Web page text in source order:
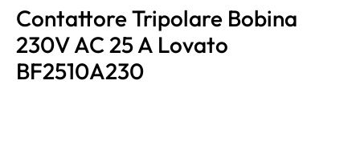
Contattore Tripolare Bobina
230V AC 25 A Lovato
BF2510A230